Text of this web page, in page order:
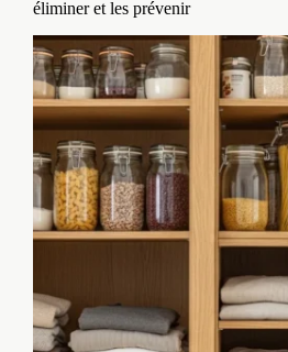
éliminer et les prévenir